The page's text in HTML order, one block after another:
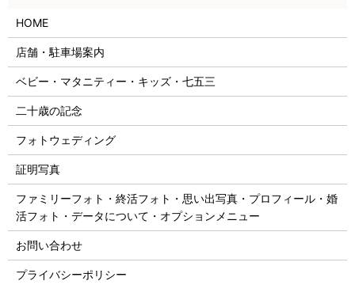
HOME
店舗・駐車場案内
ベビー・マタニティー・キッズ・七五三
二十歳の記念
フォトウェディング
証明写真
ファミリーフォト・終活フォト・思い出写真・プロフィール・婚
活フォト・データについて・オプションメニュー
お問い合わせ
プライバシーポリシー